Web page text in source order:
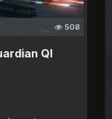
508
QI